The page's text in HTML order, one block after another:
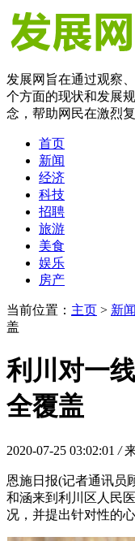
发展网旨在通过观察
个方面的现状和发展
念，帮助网民在激烈
首页
新闻
经济
科技
招聘
旅游
美食
娱乐
房产
当前位置： 主页 > 新闻
盖
利川对一
全覆盖
2020-07-25 03:02:01 /
恩施日报(记者通讯员
和涵来到利川区人民
况，并提出针对性的